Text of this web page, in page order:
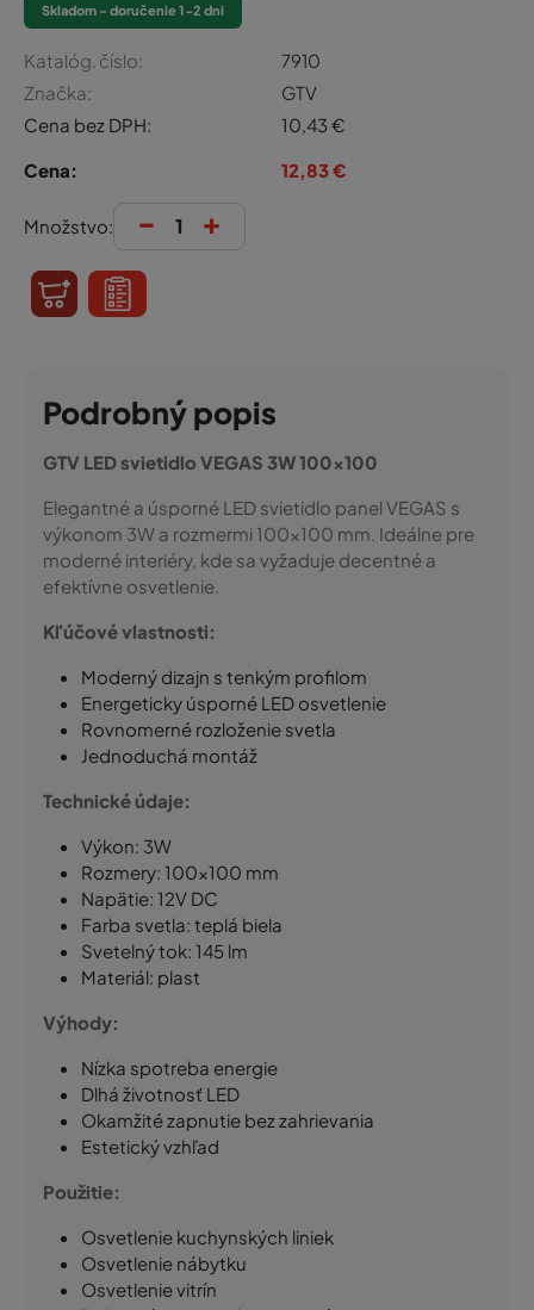
Skladom - doručenie 1-2 dni
Katalóg. číslo:
7910
Značka:
GTV
Cena bez DPH:
10,43 €
Cena:
12,83€
Množstvo: - +
Podrobný popis
GTV LED svietidlo VEGAS 3W 100×100
Elegantné a úsporné LED svietidlo panel VEGAS s
výkonom 3W a rozmermi 100×100 mm. Ideálne pre
moderné interiéry, kde sa vyžaduje decentné a
efektívne osvetlenie.
Kľúčové vlastnosti:
Moderný dizajn s tenkým profilom
Energeticky úsporné LED osvetlenie
Rovnomerné rozloženie svetla
Jednoduchá montáž
Technické údaje:
Výkon: 3W
Rozmery: 100×100 mm
Napätie: 12V DC
Farba svetla: teplá biela
Svetelný tok: 145 lm
Materiál: plast
Výhody:
Nízka spotreba energie
Dlhá životnosť LED
Okamžité zapnutie bez zahrievania
Estetický vzhľad
Použitie:
Osvetlenie kuchynských liniek
Osvetlenie nábytku
Osvetlenie vitrín